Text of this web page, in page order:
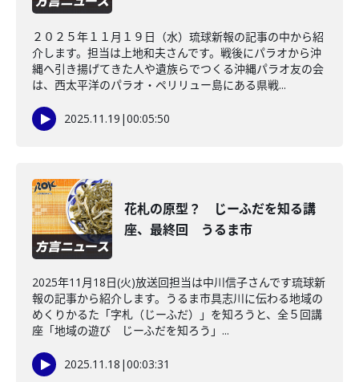
２０２５年１１月１９日（水）琉球新報の記事の中から紹
介します。担当は上地和夫さんです。戦後にパラオから沖
縄へ引き揚げてきた人や遺族らでつくる沖縄パラオ友の会
は、西太平洋のパラオ・ペリリュー島にある県戦...
2025.11.19 |00:05:50
花札の原型？ じーふだを知る講
座、最終回 うるま市
2025年11月18日(火)放送回担当は中川信子さんです琉球新
報の記事から紹介します。うるま市具志川に伝わる地域の
めくりかるた「字札（じーふだ）」を知ろうと、全５回講
座「地域の遊び じーふだを知ろう」...
2025.11.18 |00:03:31